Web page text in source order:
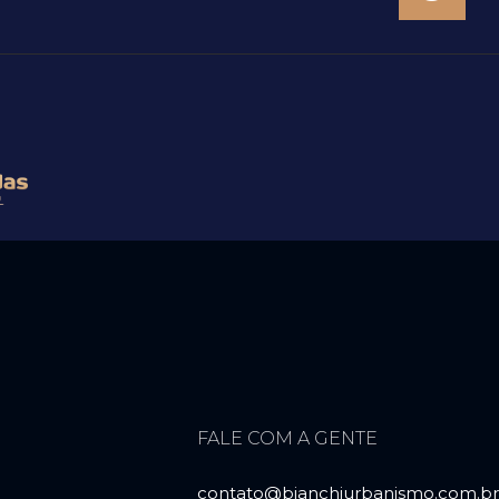
FALE COM A GENTE
contato@bianchiurbanismo.com.br